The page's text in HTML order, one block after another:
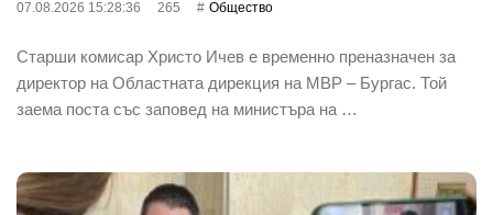
07.08.2026 15:28:36 265 Общество
Старши комисар Христо Ичев е временно преназначен за
директор на Областната дирекция на МВР – Бургас. Той
заема поста със заповед на министъра на …